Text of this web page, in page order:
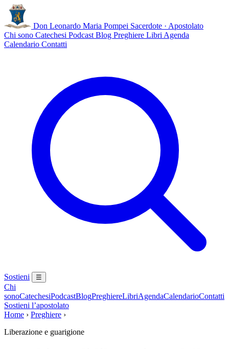
Don Leonardo Maria Pompei Sacerdote · Apostolato
Chi sono Catechesi Podcast Blog Preghiere Libri Agenda
Calendario Contatti
Sostieni ☰
Chi
sonoCatechesiPodcastBlogPreghiereLibriAgendaCalendarioContatti
Sostieni l’apostolato
Home › Preghiere ›
Liberazione e guarigione